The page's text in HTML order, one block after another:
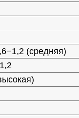
(средняя)